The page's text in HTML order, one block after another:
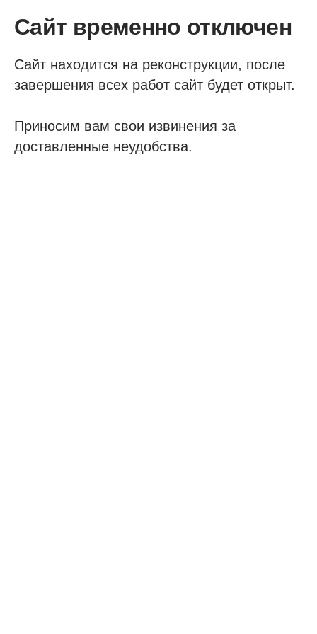
Сайт временно отключен
Сайт находится на реконструкции, после
завершения всех работ сайт будет открыт.
Приносим вам свои извинения за
доставленные неудобства.